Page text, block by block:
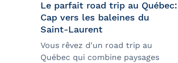
Le parfait road trip au Québec:
Cap vers les baleines du
Saint-Laurent
Vous rêvez d'un road trip au
Québec qui combine paysages